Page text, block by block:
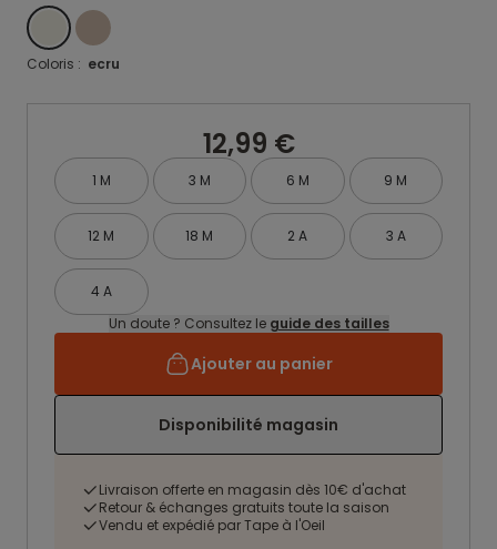
ECRUBEIGE
Coloris : ecru
12,99 €
1 M 3 M 6 M 9 M
12 M 18 M 2 A 3 A
4 A
Un doute ? Consultez le guide des tailles
Ajouter au panier
Disponibilité magasin
Livraison offerte en magasin dès 10€ d'achat
Retour & échanges gratuits toute la saison
Vendu et expédié par Tape à l'Oeil